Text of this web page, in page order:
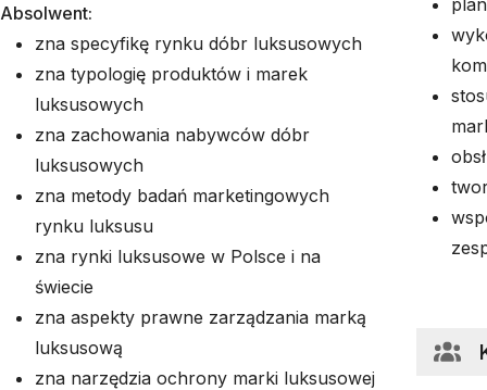
Absolwent:
zna specyfikę rynku dóbr luksusowych
zna typologię produktów i marek
luksusowych
zna zachowania nabywców dóbr
luksusowych
zna metody badań marketingowych
rynku luksusu
zna rynki luksusowe w Polsce i na
świecie
zna aspekty prawne zarządzania marką
luksusową
zna narzędzia ochrony marki luksusowej